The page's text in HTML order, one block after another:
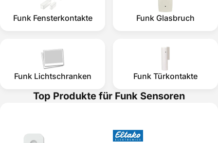
Funk Fensterkontakte Funk Glasbruch
Funk Lichtschranken Funk Türkontakte
Top Produkte für Funk Sensoren